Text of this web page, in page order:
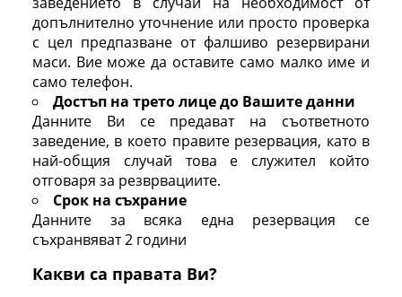
допълнително уточнение или просто проверка
с цел предпазване от фалшиво резервирани
маси. Вие може да оставите само малко име и
само телефон.
Достъп на трето лице до Вашите данни
Данните Ви се предават на съответното
заведение, в което правите резервация, като в
най-общия случай това е служител който
отговаря за резврвациите.
Срок на съхрание
Данните за всяка една резервация се
съхранвяват 2 години
Какви са правата Ви?